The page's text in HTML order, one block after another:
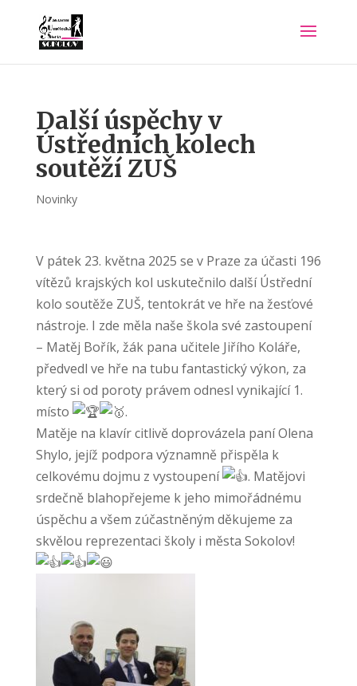
Další úspěchy v
Ústředních kolech
soutěží ZUŠ
Novinky
V pátek 23. května 2025 se v Praze za účasti 196
vítězů krajských kol uskutečnilo další Ústřední
kolo soutěže ZUŠ, tentokrát ve hře na žesťové
nástroje. I zde měla naše škola své zastoupení
– Matěj Bořík, žák pana učitele Jiřího Koláře,
předvedl ve hře na tubu fantastický výkon, za
který si od poroty právem odnesl vynikající 1.
místo
.
Matěje na klavír citlivě doprovázela paní Olena
Shylo, jejíž podpora významně přispěla k
celkovému dojmu z vystoupení
. Matějovi
srdečně blahopřejeme k jeho mimořádnému
úspěchu a všem zúčastněným děkujeme za
skvělou reprezentaci školy i města Sokolov!